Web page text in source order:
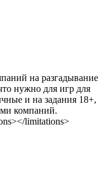
на разгадывание
нужно для игр для
и на задания 18+,
компаний.
limitations>